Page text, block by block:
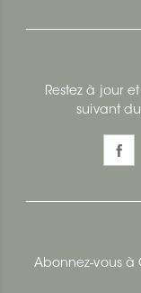
Restez à jour
suivant
Abonnez-vous à